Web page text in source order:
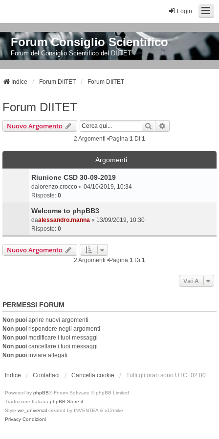
Login
Forum Consiglio Scientifico
Forum del Consiglio Scientifico del DIITET
Indice Forum DIITET Forum DIITET
Forum DIITET
Nuovo Argomento Cerca
2 Argomenti •Pagina 1 Di 1
Argomenti
Riunione CSD 30-09-2019
da lorenzo.crocco « 04/10/2019, 10:34
Risposte: 0
Welcome to phpBB3
daalessandro.manna « 13/09/2019, 10:30
Risposte: 0
Nuovo Argomento
2 Argomenti •Pagina 1 Di 1
Vai A
PERMESSI FORUM
Non puoi aprire nuovi argomenti
Non puoi rispondere negli argomenti
Non puoi modificare i tuoi messaggi
Non puoi cancellare i tuoi messaggi
Non puoi inviare allegati
Indice Contattaci Cancella cookie Tutti gli orari sono UTC+02:00
Powered by phpBB® Forum Software © phpBB Limited
Traduzione Italiana phpBB-Store.it
Style we_universal created by INVENTEA & v12mike
Privacy Condizioni